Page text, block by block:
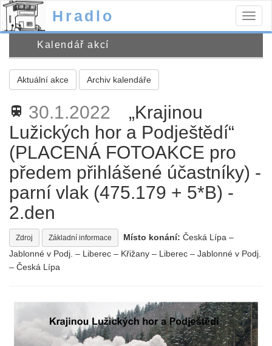
Hradlo
Kalendář akcí
Aktuální akce Archiv kalendáře
train 30.1.2022
„Krajinou
Lužických hor a Podještědí“
(PLACENÁ FOTOAKCE pro
předem přihlášené účastníky) -
parní vlak (475.179 + 5*B) -
2.den
Zdroj Základní informace Místo konání: Česká Lípa –
Jablonné v Podj. – Liberec – Křižany – Liberec – Jablonné v Podj.
– Česká Lípa